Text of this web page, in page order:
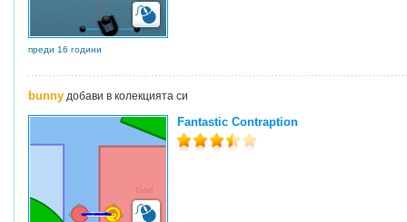
преди 16 години
bunny добави в колекцията си
Fantastic Contraption